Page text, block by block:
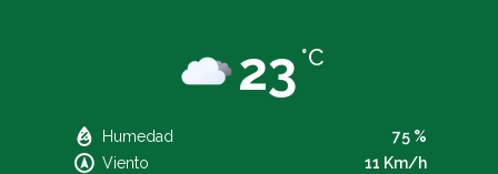
23 °C
Humedad
75 %
Viento
11 Km/h